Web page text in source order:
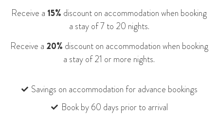
Receive a 15% discount on accommodation when booking
a stay of 7 to 20 nights.
Receive a 20% discount on accommodation when booking
a stay of 21 or more nights.
Savings on accommodation for advance bookings
Book by 60 days prior to arrival